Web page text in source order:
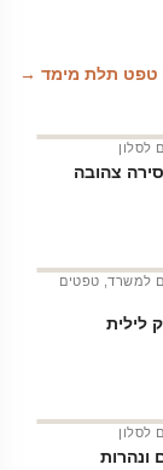
טפט תלת מימד →
לסלון
צהובה
למשרד, טפטים
לילית
לסלון
ונהרות